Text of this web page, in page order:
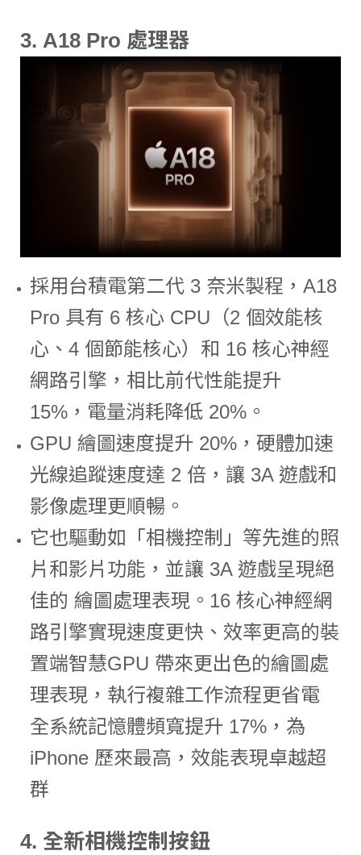
3. A18 Pro 處理器
採用台積電第二代 3 奈米製程，A18
Pro 具有 6 核心 CPU（2 個效能核
心、4 個節能核心）和 16 核心神經
網路引擎，相比前代性能提升
15%，電量消耗降低 20%。
GPU 繪圖速度提升 20%，硬體加速
光線追蹤速度達 2 倍，讓 3A 遊戲和
影像處理更順暢。
它也驅動如「相機控制」等先進的照
片和影片功能，並讓 3A 遊戲呈現絕
佳的 繪圖處理表現。16 核心神經網
路引擎實現速度更快、效率更高的裝
置端智慧GPU 帶來更出色的繪圖處
理表現，執行複雜工作流程更省電
全系統記憶體頻寬提升 17%，為
iPhone 歷來最高，效能表現卓越超
群
4. 全新相機控制按鈕